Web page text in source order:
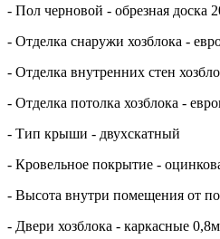
- Пол черновой - обрезная доска
- Отделка снаружи хозблока -
- Отделка внутренних стен
- Отделка потолка хозблока -
- Тип крыши - двухскатный
- Кровельное покрытие -
- Высота внутри помещения от
- Двери хозблока - каркасные